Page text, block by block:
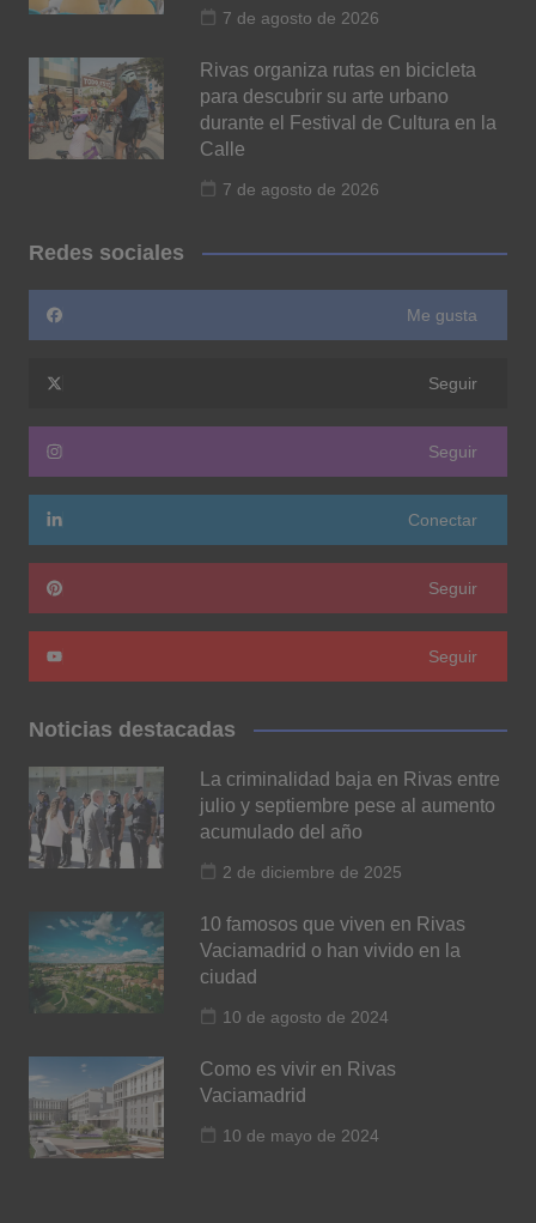
7 de agosto de 2026
Rivas organiza rutas en bicicleta
para descubrir su arte urbano
durante el Festival de Cultura en la
Calle
7 de agosto de 2026
Redes sociales
Me gusta
Seguir
Seguir
Conectar
Seguir
Seguir
Noticias destacadas
La criminalidad baja en Rivas entre
julio y septiembre pese al aumento
acumulado del año
2 de diciembre de 2025
10 famosos que viven en Rivas
Vaciamadrid o han vivido en la
ciudad
10 de agosto de 2024
Como es vivir en Rivas
Vaciamadrid
10 de mayo de 2024